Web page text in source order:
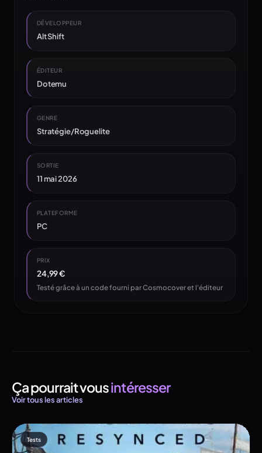
DÉVELOPPEUR
Alt Shift
ÉDITEUR
Dotemu
GENRE
Stratégie/Roguelite
SORTIE
11 mai 2026
PLATEFORME
PC
PRIX
24,99 €
Testé grâce à un code fourni par Cosmocover et l'éditeur
Ça pourrait vousintéresser
Voir tous les articles
Tests